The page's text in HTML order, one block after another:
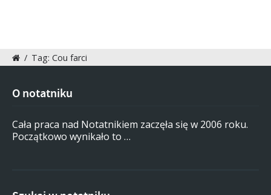
/ Tag: Cou farci
O notatniku
Cała praca nad Notatnikiem zaczęła się w 2006 roku.
Początkowo wynikało to …